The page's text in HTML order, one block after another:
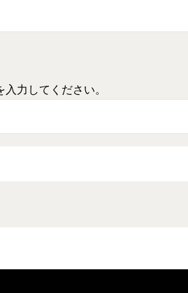
力してください。